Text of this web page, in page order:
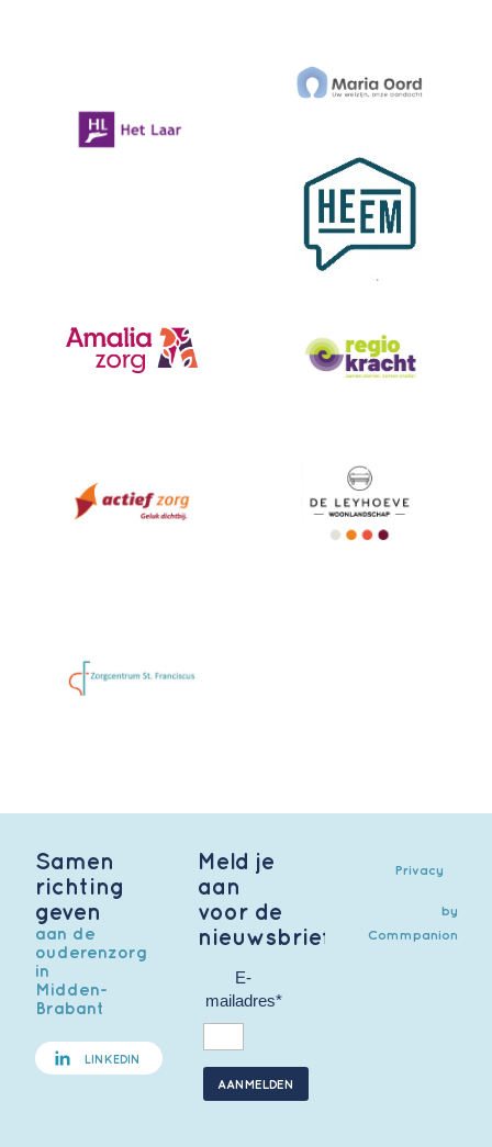
Samen
richting
geven
aan de
ouderenzorg
in
Midden-
Brabant
LINKEDIN
Meld je
aan
voor de
nieuwsbrief
E-
mailadres*
Privacy
by
Commpanion